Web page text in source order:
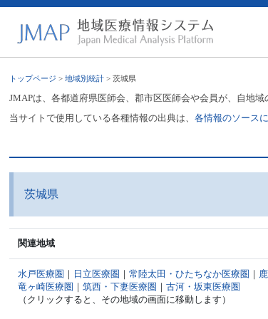
トップページ >地域別統計 > 茨城県
JMAPは、各都道府県医師会、郡市区医師会や会員が、自地
当サイトで使用している各種情報の出典は、各情報のソース
茨城県
関連地域
水戸医療圏 ｜ 日立医療圏 ｜常陸太田・ひたちなか医療圏 ｜
竜ヶ崎医療圏 ｜筑西・下妻医療圏 ｜古河・坂東医療圏
（クリックすると、その地域の画面に移動します）